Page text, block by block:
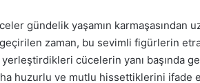
gündelik yaşamın karmaşasından
zaman, bu sevimli figürlerin
cücelerin yanı başında
huzurlu ve mutlu hissettiklerini ifade